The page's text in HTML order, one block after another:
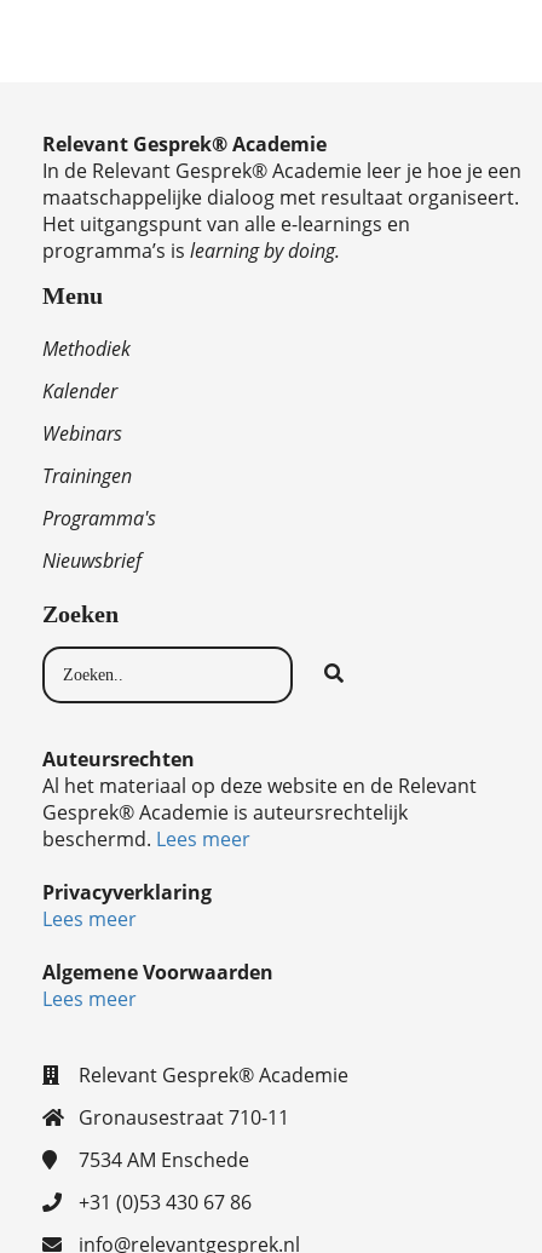
Relevant Gesprek® Academie
In de Relevant Gesprek® Academie leer je hoe je een
maatschappelijke dialoog met resultaat organiseert.
Het uitgangspunt van alle e-learnings en
programma’s is learning by doing.
Menu
Methodiek
Kalender
Webinars
Trainingen
Programma's
Nieuwsbrief
Zoeken
Auteursrechten
Al het materiaal op deze website en de Relevant
Gesprek® Academie is auteursrechtelijk
beschermd. Lees meer
Privacyverklaring
Lees meer
Algemene Voorwaarden
Lees meer
Relevant Gesprek® Academie
Gronausestraat 710-11
7534 AM Enschede
+31 (0)53 430 67 86
info@relevantgesprek.nl